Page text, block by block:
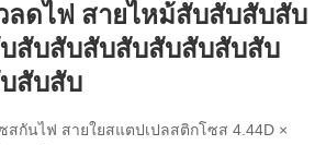
ลดไฟ สายไหม้สับสับสับสับ
สับสับสับสับสับสับสับสับ
สับสับ
สกันไฟ สายใยสแตปเปลสติกโซส 4.44D ×